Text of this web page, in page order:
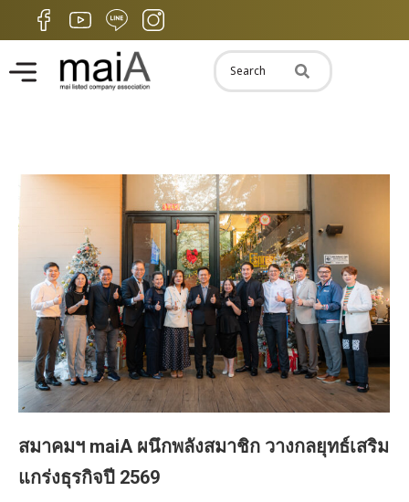
สมาคมฯ maiA ผนึกพลังสมาชิก วางกลยุทธ์เสริม
แกร่งธุรกิจปี 2569